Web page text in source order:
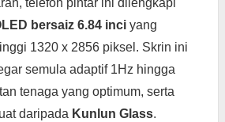
telefon pintar ini dilengkapi
bersaiz 6.84 inci yang
1320 x 2856 piksel. Skrin ini
semula adaptif 1Hz hingga
tenaga yang optimum, serta
daripada Kunlun Glass.